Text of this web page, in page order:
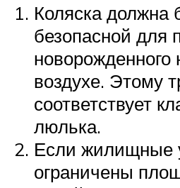
Коляска должна
безопасной для
новорожденного
воздухе. Этому
соответствует
люлька.
Если жилищные
ограничены